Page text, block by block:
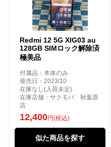
Redmi 12 5G XIG03 au
128GB SIMロック解除済
極美品
付属品：本体のみ
発売日：2023/10
在庫なし(入荷未定)
在庫店舗：サクモバ 秋葉原
店
12,400円(税込)
似た商品を探す